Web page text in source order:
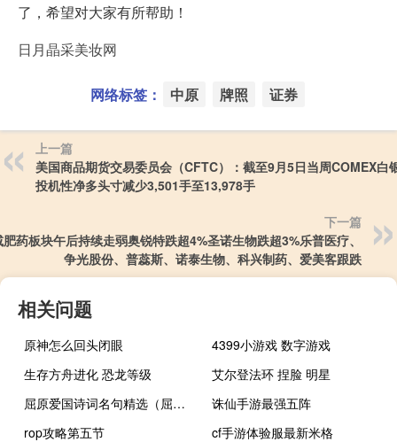
了，希望对大家有所帮助！
日月晶采美妆网
网络标签： 中原 牌照 证券
上一篇
美国商品期货交易委员会（CFTC）：截至9月5日当周COMEX白
投机性净多头寸减少3,501手至13,978手
下一篇
药板块午后持续走弱奥锐特跌超4%圣诺生物跌超3%乐普医疗、
争光股份、普蕊斯、诺泰生物、科兴制药、爱美客跟跌
相关问题
原神怎么回头闭眼
4399小游戏 数字游戏
生存方舟进化 恐龙等级
艾尔登法环 捏脸 明星
屈原爱国诗词名句精选（屈原爱国诗词）
诛仙手游最强五阵
rop攻略第五节
cf手游体验服最新米格